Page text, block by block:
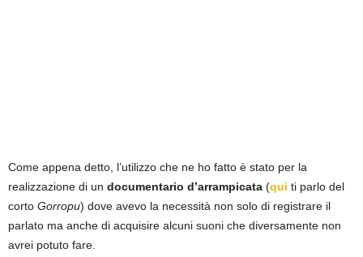
Come appena detto, l’utilizzo che ne ho fatto è stato per la
realizzazione di un documentario d’arrampicata (qui ti parlo del
corto Gorropu) dove avevo la necessità non solo di registrare il
parlato ma anche di acquisire alcuni suoni che diversamente non
avrei potuto fare.